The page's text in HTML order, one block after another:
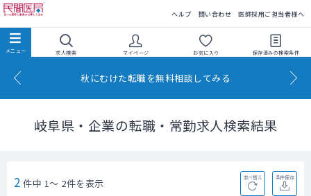
ヘルプ 問い合わせ 医師採用ご担当者様へ
求人検索 マイページ お気に入り 保存済みの検索条件
秋にむけた転職を無料相談してみる
岐阜県・企業の転職・常勤求人検索結果
2 件中 1～ 2件を表示 並べ替え 条件保存